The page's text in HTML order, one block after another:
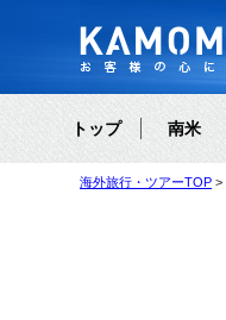
トップ 南米
海外旅行・ツアーTOP